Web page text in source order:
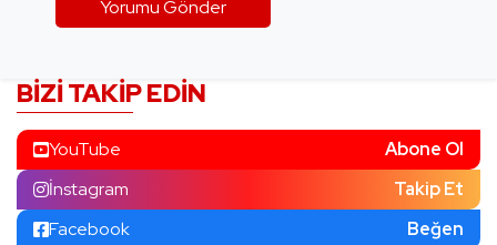
BIZI TAKIP EDIN
YouTube
Abone Ol
İnstagram
Takip Et
Facebook
Beğen